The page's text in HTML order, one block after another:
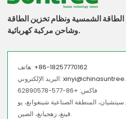
الطاقة الشمسية ونظام تخزين الطاقة
وشاحن مركبة كهربائية.
هاتف: +86-18257770162
البريد الإلكتروني:
فاكس: +86-577-62890578
3، طريق سيتشيان، المنطقة الصناعية شينغوانغ، يو
قينغ، زهجيانغ، الصين.